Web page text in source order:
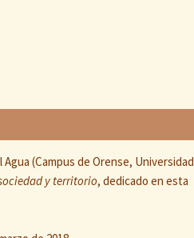
(Campus de Orense, Universidad
y territorio, dedicado en esta